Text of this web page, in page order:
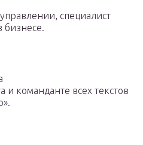
специалист
бизнесе.
и команданте всех текстов